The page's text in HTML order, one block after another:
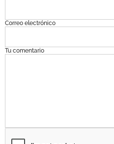
Correo electrónico
Tu comentario